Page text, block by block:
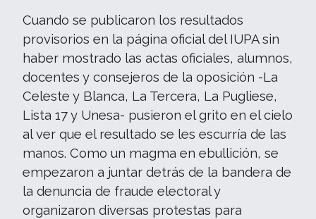
Cuando se publicaron los resultados
provisorios en la página oficial del IUPA sin
haber mostrado las actas oficiales, alumnos,
docentes y consejeros de la oposición -La
Celeste y Blanca, La Tercera, La Pugliese,
Lista 17 y Unesa- pusieron el grito en el cielo
al ver que el resultado se les escurría de las
manos. Como un magma en ebullición, se
empezaron a juntar detrás de la bandera de
la denuncia de fraude electoral y
organizaron diversas protestas para